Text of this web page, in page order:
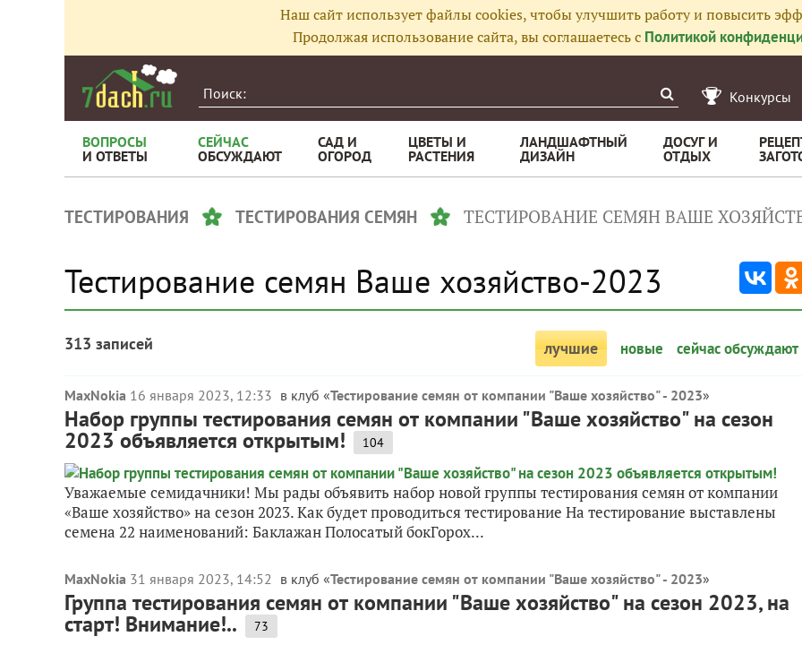
Наш сайт использует файлы cookies, чтобы улучшить работу и повысить
Продолжая использование сайта, вы соглашаетесь с Политикой
Конкурсы
ВОПРОСЫ
И ОТВЕТЫ
СЕЙЧАС
ОБСУЖДАЮТ
САД И
ОГОРОД
ЦВЕТЫ И
РАСТЕНИЯ
ЛАНДШАФТНЫЙ
ДИЗАЙН
ДОСУГ И
ОТДЫХ
ТЕСТИРОВАНИЯ ТЕСТИРОВАНИЯ СЕМЯН ТЕСТИРОВАНИЕ СЕМЯН ВАШЕ
Тестирование семян Ваше хозяйство-2023
313 записей лучшие новые сейчас обсуждают
MaxNokia 16 января 2023, 12:33 в клуб «Тестирование семян от компании "Ваше хозяйство" - 2023»
Набор группы тестирования семян от компании "Ваше хозяйство" на сезон
2023 объявляется открытым! 104
Уважаемые семидачники! Мы рады объявить набор новой группы тестирования семян от компании
«Ваше хозяйство» на сезон 2023. Как будет проводиться тестирование На тестирование выставлены
семена 22 наименований: Баклажан Полосатый бокГорох...
MaxNokia 31 января 2023, 14:52 в клуб «Тестирование семян от компании "Ваше хозяйство" - 2023»
Группа тестирования семян от компании "Ваше хозяйство" на сезон 2023, на
старт! Внимание!.. 73